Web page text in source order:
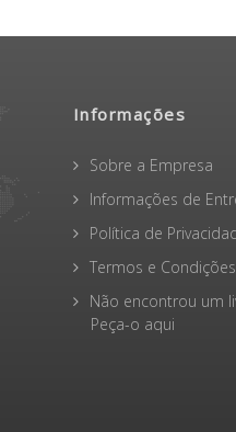
Informações
Sobre a Empresa
Informações de
Política de
Termos e
Não encontrou um
Peça-o aqui